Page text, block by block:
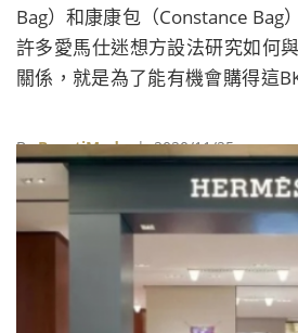
Bag）和康康包（Constance Bag
許多愛馬仕迷想方設法研究如何
關係，就是為了能有機會購得這
自己心儀的包款，若想要追求更
拍賣會也不失為一個不錯的選擇。
ByBeautiMode| 2020/11/25